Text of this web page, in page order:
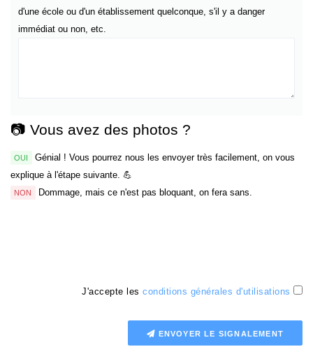
d'une école ou d'un établissement quelconque, s'il y a danger
immédiat ou non, etc.
📷 Vous avez des photos ?
OUI
Génial ! Vous pourrez nous les envoyer très facilement, on vous
explique à l'étape suivante. 💪
NON Dommage, mais ce n'est pas bloquant, on fera sans.
J'accepte les conditions générales d'utilisations
ENVOYER LE SIGNALEMENT